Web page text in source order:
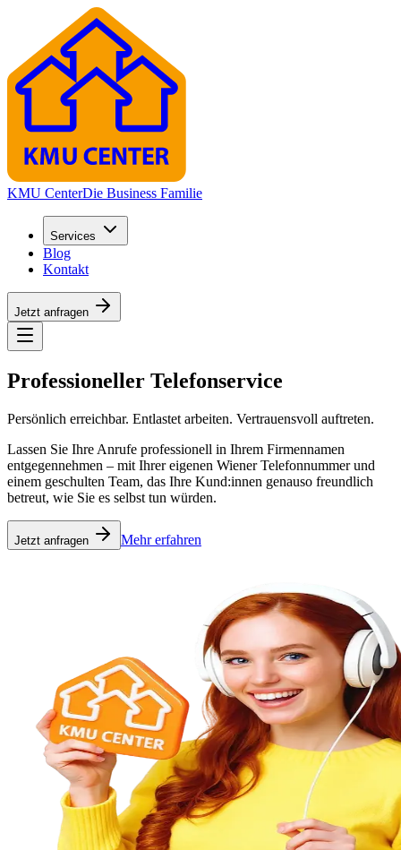
KMU CenterDie Business Familie
Services
Blog
Kontakt
Jetzt anfragen
Professioneller Telefonservice
Persönlich erreichbar. Entlastet arbeiten. Vertrauensvoll auftreten.
Lassen Sie Ihre Anrufe professionell in Ihrem Firmennamen
entgegennehmen – mit Ihrer eigenen Wiener Telefonnummer und
einem geschulten Team, das Ihre Kund:innen genauso freundlich
betreut, wie Sie es selbst tun würden.
Jetzt anfragen Mehr erfahren